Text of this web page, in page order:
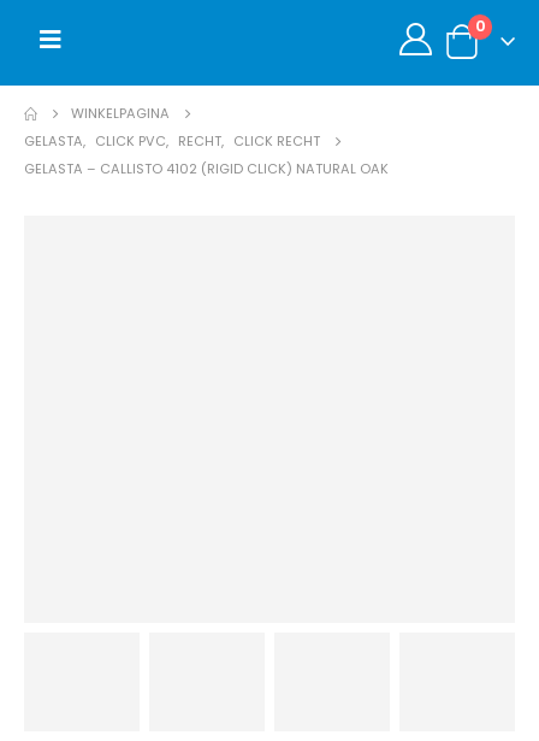
0
WINKELPAGINA
GELASTA, CLICK PVC, RECHT, CLICK RECHT
GELASTA – CALLISTO 4102 (RIGID CLICK) NATURAL OAK